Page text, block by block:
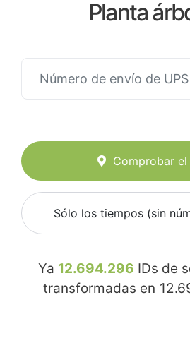
Planta
Comprobar el
Sólo los tiempos (sin
Ya 12.694.296 IDs de
transformadas en